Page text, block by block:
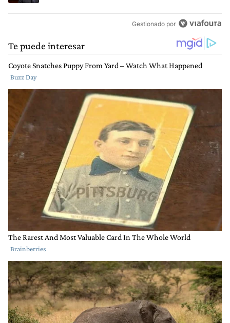
Gestionado por